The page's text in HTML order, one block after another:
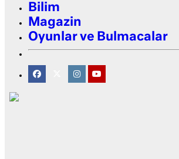
Bilim
Magazin
Oyunlar ve Bulmacalar